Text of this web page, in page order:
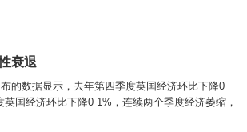
衰退
的数据显示，去年第四季度英国经济环比下降0
国经济环比下降0 1%，连续两个季度经济萎缩，